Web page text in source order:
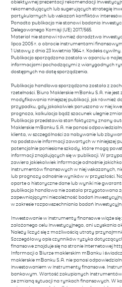
obiektywnej prezentacji rekomendacji
rekomendujących lub sugerujących strategię
partykularnych lub wskazań konfliktów
Ponadto publikacja nie stanowi badania
Delegowanego Komisji (UE) 2017/565.
Materiał nie stanowi również doradztwa
lipca 2005 r. o obrocie instrumentami
1 Ustawy z dnia 23 kwietnia 1964 r. Kodeks cywilny.
Publikacja sporządzona została w oparciu o
informacjami pochodzącymi z wiarygodnych
dostępnych na datę sporządzenia.
Publikacja handlowa sporządzona została z
rzetelności. Biuro Maklerskie mBanku S.A. nie
modyfikowania niniejszej publikacji, jak również
przypadku, gdy jakakolwiek poruszona w niej
prognoza, kalkulacja bądź szacunek ulegnie
Publikacja przedstawia stan faktyczny znany
Maklerskie mBanku S.A. nie ponosi
klienta, w szczególności za nabywanie lub
na podstawie informacji zawartych w niniejszej
potencjalnie poniesione szkody, które mogą
informacji znajdujących się w publikacji. W
zawiera jakiekolwiek informacje odnośnie
instrumentów finansowych w niej wskazanych,
lub prognozy odnośnie wyników w przyszłości.
oparte o historyczne dane lub wyniki nie
publikacja handlowa nie została przygotowana
zapewniającymi niezależność badań
w zakresie rozpowszechniania badań
Inwestowanie w instrumenty finansowe wiąże
założonego celu inwestycyjnego, ani uzyskania
Należy liczyć się z możliwością utraty
Szczegółowy opis czynników ryzyka
finansowe znajduje się na stronie internetowej
Informacji o Biurze maklerskim mBanku i
maklerskie mBanku S.A. nie ponosi
inwestowaniem w instrumenty finansowe.
bankowym. Wartość zakupionych
ze zmianą sytuacji na rynkach finansowych. W